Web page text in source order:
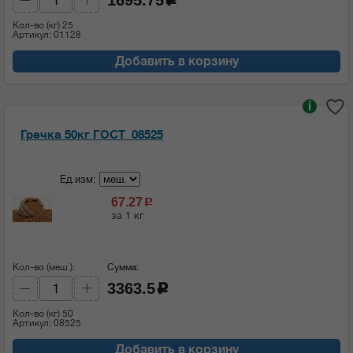
Кол-во (кг) 25
Артикул: 01128
Добавить в корзину
Гречка 50кг ГОСТ_08525
i
Ед.изм:
67.27 c
за 1 кг
Кол-во (меш.):
Кол-во (кг) 50
Артикул: 08525
Сумма:
3363.5 c
Добавить в корзину